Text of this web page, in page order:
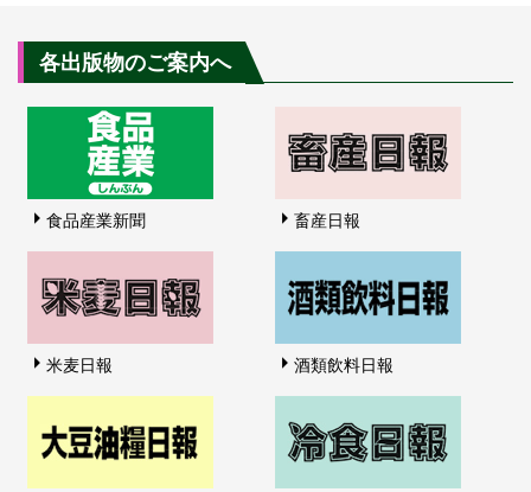
各出版物のご案内へ
食品産業新聞 畜産日報
米麦日報 酒類飲料日報